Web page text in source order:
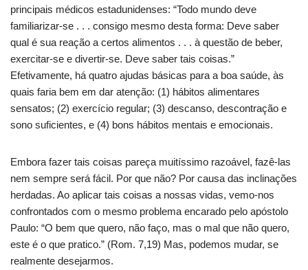
principais médicos estadunidenses: “Todo mundo deve
familiarizar-se . . . consigo mesmo desta forma: Deve saber
qual é sua reação a certos alimentos . . . à questão de beber,
exercitar-se e divertir-se. Deve saber tais coisas.”
Efetivamente, há quatro ajudas básicas para a boa saúde, às
quais faria bem em dar atenção: (1) hábitos alimentares
sensatos; (2) exercício regular; (3) descanso, descontração e
sono suficientes, e (4) bons hábitos mentais e emocionais.
Embora fazer tais coisas pareça muitíssimo razoável, fazê-las
nem sempre será fácil. Por que não? Por causa das inclinações
herdadas. Ao aplicar tais coisas a nossas vidas, vemo-nos
confrontados com o mesmo problema encarado pelo apóstolo
Paulo: “O bem que quero, não faço, mas o mal que não quero,
este é o que pratico.” (Rom. 7,19) Mas, podemos mudar, se
realmente desejarmos.